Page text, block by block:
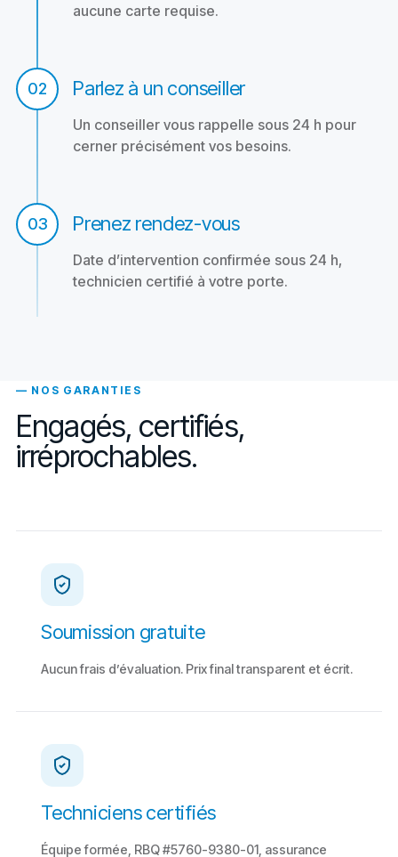
aucune carte requise.
02 Parlez à un conseiller
Un conseiller vous rappelle sous 24 h pour
cerner précisément vos besoins.
03 Prenez rendez-vous
Date d’intervention confirmée sous 24 h,
technicien certifié à votre porte.
— NOS GARANTIES
Engagés, certifiés,
irréprochables.
Soumission gratuite
Aucun frais d’évaluation. Prix final transparent et écrit.
Techniciens certifiés
Équipe formée, RBQ #5760-9380-01, assurance